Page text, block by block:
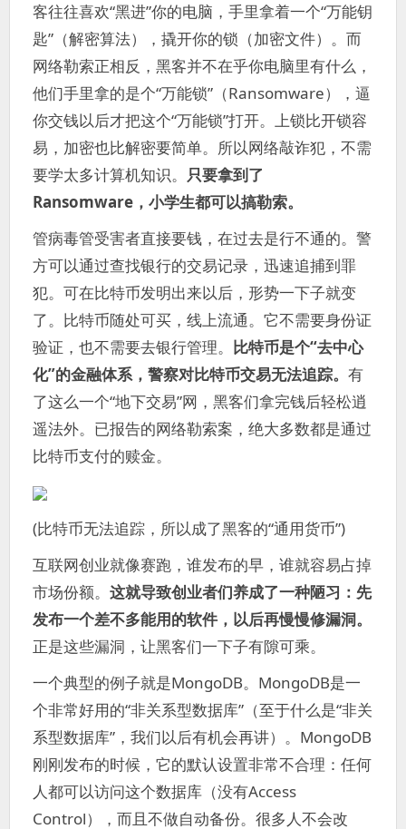
客往往喜欢“黑进”你的电脑，手里拿着一个“万能钥
匙”（解密算法），撬开你的锁（加密文件）。而
网络勒索正相反，黑客并不在乎你电脑里有什么，
他们手里拿的是个“万能锁”（Ransomware），逼
你交钱以后才把这个“万能锁”打开。上锁比开锁容
易，加密也比解密要简单。所以网络敲诈犯，不需
要学太多计算机知识。 只要拿到了
Ransomware，小学生都可以搞勒索。
管病毒管受害者直接要钱，在过去是行不通的。警
方可以通过查找银行的交易记录，迅速追捕到罪
犯。可在比特币发明出来以后，形势一下子就变
了。比特币随处可买，线上流通。它不需要身份证
验证，也不需要去银行管理。 比特币是个“去中心
化”的金融体系，警察对比特币交易无法追踪。 有
了这么一个“地下交易”网，黑客们拿完钱后轻松逍
遥法外。已报告的网络勒索案，绝大多数都是通过
比特币支付的赎金。
(比特币无法追踪，所以成了黑客的“通用货币”)
互联网创业就像赛跑，谁发布的早，谁就容易占掉
市场份额。 这就导致创业者们养成了一种陋习：先
发布一个差不多能用的软件，以后再慢慢修漏洞。
正是这些漏洞，让黑客们一下子有隙可乘。
一个典型的例子就是MongoDB。MongoDB是一
个非常好用的“非关系型数据库”（至于什么是“非关
系型数据库”，我们以后有机会再讲）。MongoDB
刚刚发布的时候，它的默认设置非常不合理：任何
人都可以访问这个数据库（没有Access
Control），而且不做自动备份。很多人不会改